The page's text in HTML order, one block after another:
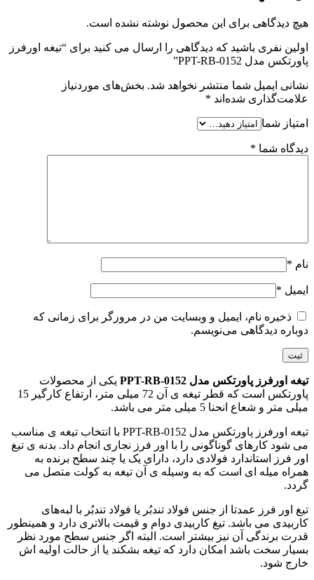
هیچ دیدگاهی برای این محصول نوشته نشده است.
اولین نفری باشید که دیدگاهی را ارسال می کنید برای “تیغه اورفرز
پاورتکس مدل PPT-RB-0152”
نشانی ایمیل شما منتشر نخواهد شد. بخش‌های موردنیاز
علامت‌گذاری شده‌اند *
امتیاز شما
دیدگاه شما *
نام *
ایمیل *
ذخیره نام، ایمیل و وبسایت من در مرورگر برای زمانی که
دوباره دیدگاهی می‌نویسم.
تیغه اورفرز پاورتکس مدل PPT-RB-0152
یکی از محصولات
پاورتکس است که قطر تیغه ی آن 72 میلی متر، ارتفاع کارگیر 15
میلی متر و شعاع انحنا 5 میلی متر می باشد.
تیغه اورفرز پاورتکس مدل PPT-RB-0152 با انتخاب تیغه ی مناسب
می شود کارهای گوناگونی را با اور فرز نجاری انجام داد. بدنه ی تیغ
اور فرز استاندارد فولادی دارد، دارای یک یا چند سطح برنده به
همراه میله ‌ای است که به وسیله ی آن تیغه به کولت متصل می
گردد.
تیغ اور فرز عمدتا از جنس فولاد تندبُر یا فولاد تندبُر با لبه‌های
کاربیدی می باشد. تیغ کاربیدی دوام و قیمت بالاتری دارد و همینطور
قدرت برندگی آن نیز بیشتر است. البته اگر جنس سطح مورد نظر
بسیار سخت باشد امکان دارد که تیغه بشکند یا از حالت اولیه اش
خارج شود.